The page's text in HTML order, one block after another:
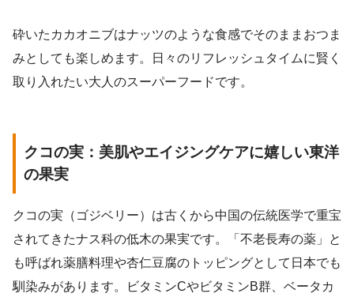
砕いたカカオニブはナッツのような食感でそのままおつま
みとしても楽しめます。日々のリフレッシュタイムに賢く
取り入れたい大人のスーパーフードです。
クコの実：美肌やエイジングケアに嬉しい東洋
の果実
クコの実（ゴジベリー）は古くから中国の伝統医学で重宝
されてきたナス科の低木の果実です。「不老長寿の薬」と
も呼ばれ薬膳料理や杏仁豆腐のトッピングとして日本でも
馴染みがあります。ビタミンCやビタミンB群、ベータカ